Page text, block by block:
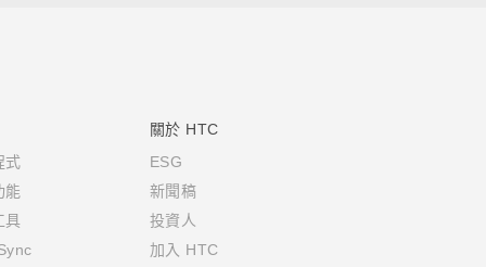
式
能
具
關於 HTC
ESG
新聞稿
投資人
加入 HTC